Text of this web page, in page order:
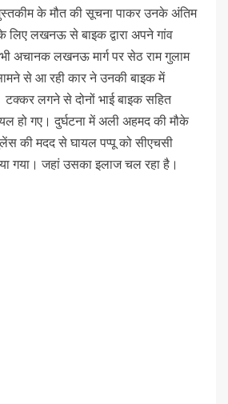
के मौत की सूचना पाकर उनके अंतिम
लिए लखनऊ से बाइक द्वारा अपने गांव
अचानक लखनऊ मार्ग पर सेठ राम गुलाम
से आ रही कार ने उनकी बाइक में
टक्कर लगने से दोनों भाई बाइक सहित
हो गए। दुर्घटना में अली अहमद की मौके
की मदद से घायल पप्पू को सीएचसी
गया। जहां उसका इलाज चल रहा है।